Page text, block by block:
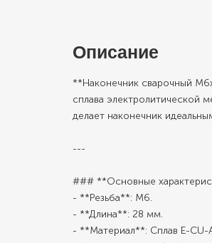
Описание
**Наконечник сварочный
сплава электролитической
делает наконечник
---
### **Основные
- **Резьба**: М6.
- **Длина**: 28 мм.
- **Материал**: Сплав E-CU-